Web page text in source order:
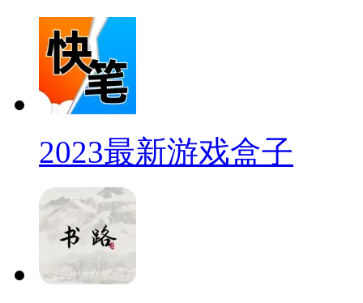
2023最新游戏盒子